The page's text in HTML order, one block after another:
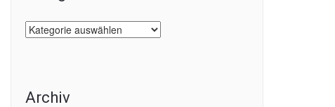
Kategorien
Archiv